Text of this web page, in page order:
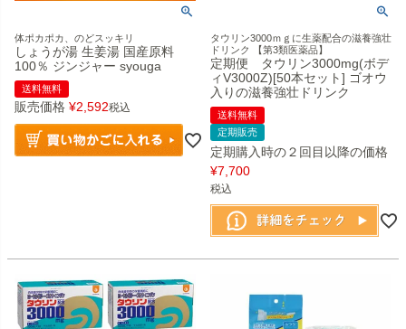
体ポカポカ、のどスッキリ
しょうが湯 生姜湯 国産原料
100％ ジンジャー syouga
送料無料
販売価格 ¥2,592税込
タウリン3000ｍｇに生薬配合の滋養強壮
ドリンク 【第3類医薬品】
定期便 タウリン3000mg(ボデ
ィV3000Z)[50本セット] ゴオウ
入りの滋養強壮ドリンク
送料無料
定期販売
定期購入時の２回目以降の価格
¥7,700
税込